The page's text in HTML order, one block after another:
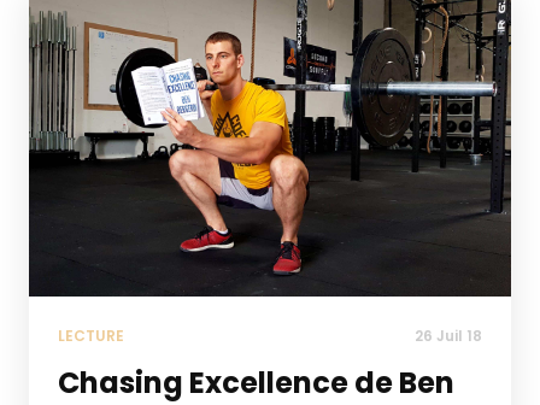
LECTURE 26 Juil 18
Chasing Excellence de Ben